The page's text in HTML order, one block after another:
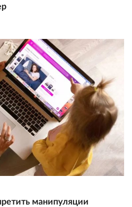
манипуляции